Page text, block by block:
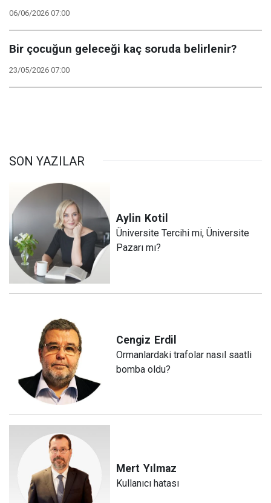
06/06/2026 07:00
Bir çocuğun geleceği kaç soruda belirlenir?
23/05/2026 07:00
SON YAZILAR
Aylin Kotil
Üniversite Tercihi mi, Üniversite
Pazarı mı?
Cengiz Erdil
Ormanlardaki trafolar nasıl saatli
bomba oldu?
Mert Yılmaz
Kullanıcı hatası